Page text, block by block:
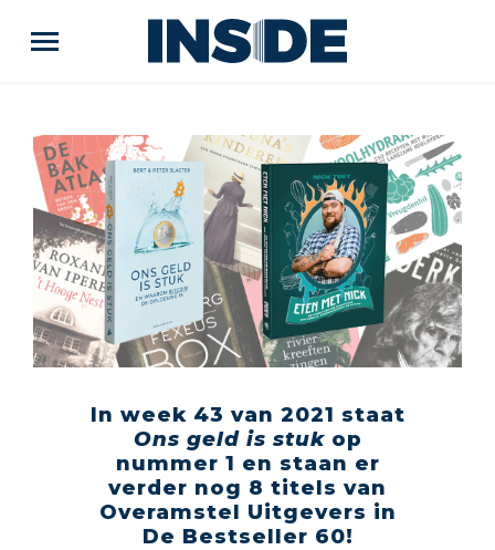
In week 43 van 2021 staat
Ons geld is stukop
nummer 1 en staan er
verder nog 8 titels van
Overamstel Uitgevers in
De Bestseller 60!